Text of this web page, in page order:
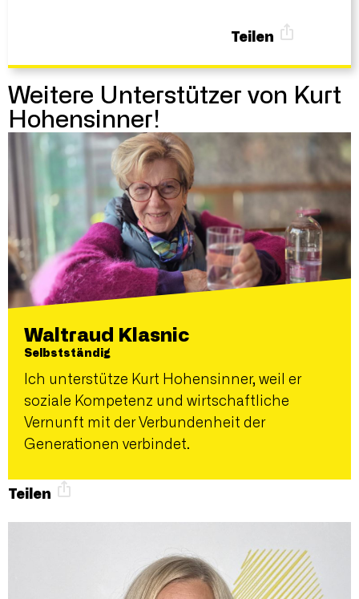
Teilen
Weitere Unterstützer von Kurt
Hohensinner!
Waltraud Klasnic
Selbstständig
Ich unterstütze Kurt Hohensinner, weil er
soziale Kompetenz und wirtschaftliche
Vernunft mit der Verbundenheit der
Generationen verbindet.
Teilen